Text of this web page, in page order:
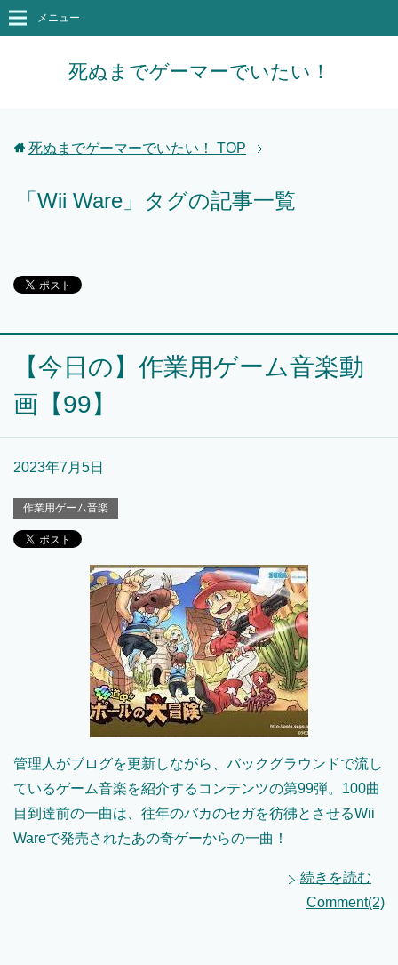
死ぬまでゲーマーでいたい！
メニュー
死ぬまでゲーマーでいたい！ TOP
「Wii Ware」タグの記事一覧
【今日の】作業用ゲーム音楽動
画【99】
2023年7月5日
作業用ゲーム音楽
管理人がブログを更新しながら、バックグラウンドで流し
ているゲーム音楽を紹介するコンテンツの第99弾。100曲
目到達前の一曲は、往年のバカのセガを彷彿とさせるWii
Wareで発売されたあの奇ゲーからの一曲！
続きを読む
Comment(2)